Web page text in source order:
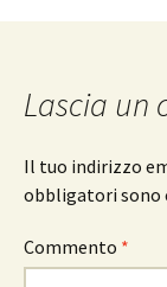
Lascia un
Il tuo indirizzo
obbligatori sono
Commento *